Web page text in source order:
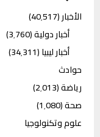
الأخبار(40٬517)
أخبار دولية(3٬760)
أخبار ليبيا(34٬311)
حوادث
رياضة(2٬013)
صحة(1٬080)
علوم وتكنولوجيا